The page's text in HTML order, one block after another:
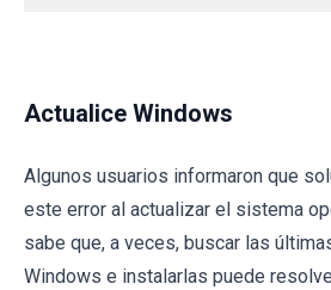
Actualice Windows
Algunos usuarios informaron que
este error al actualizar el sistema
sabe que, a veces, buscar las
Windows e instalarlas puede